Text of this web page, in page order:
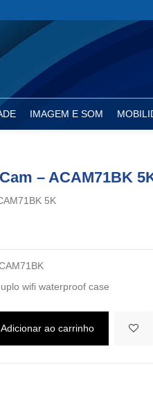
IMAGEM E SOM
– ACAM71BK
5K
wifi waterproof case
Adicionar ao carrinho